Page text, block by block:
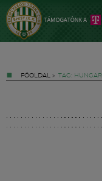
FŐOLDAL » TAG: